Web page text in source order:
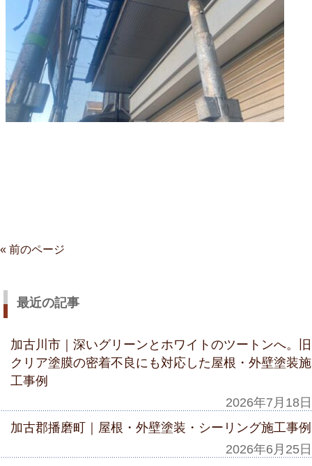
« 前のページ
最近の記事
加古川市｜深いグリーンとホワイトのツートンへ。旧
クリア塗膜の密着不良にも対応した屋根・外壁塗装施
工事例
2026年7月18日
加古郡播磨町｜屋根・外壁塗装・シーリング施工事例
2026年6月25日